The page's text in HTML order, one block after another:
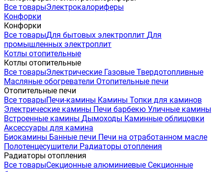
Все товарыЭлектрокалориферы
Конфорки
Конфорки
Все товарыДля бытовых электроплит Для
промышленных электроплит
Котлы отопительные
Котлы отопительные
Все товарыЭлектрические Газовые Твердотопливные
Масляные обогреватели Отопительные печи
Отопительные печи
Все товарыПечи-камины Камины Топки для каминов
Электрические камины Печи барбекю Уличные камины
Встроенные камины Дымоходы Каминные облицовки
Аксессуары для камина
Биокамины Банные печи Печи на отработанном масле
Полотенцесушители Радиаторы отопления
Радиаторы отопления
Все товарыСекционные алюминиевые Секционные